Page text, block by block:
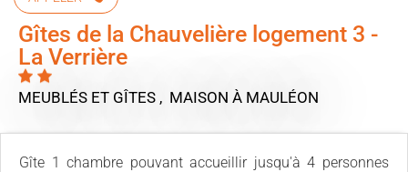
Gîtes de la Chauvelière logement 3 -
La Verrière
MEUBLÉS ET GÎTES , MAISON À MAULÉON
Gîte 1 chambre pouvant accueillir jusqu'à 4 personnes